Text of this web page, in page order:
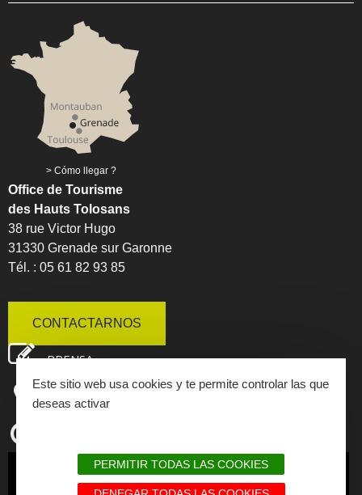
Cómo llegar ?
Office de Tourisme
des Hauts Tolosans
38 rue Victor Hugo
31330 Grenade sur Garonne
Tél. : 05 61 82 93 85
CONTACTARNOS
PRENSA
MAPA INTERACTIVO
SUSCRIBIRSE
Este sitio web usa cookies y te permite controlar las que
deseas activar
PERMITIR TODAS LAS COOKIES